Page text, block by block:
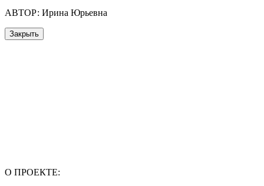
АВТОР: Ирина Юрьевна
Закрыть
О ПРОЕКТЕ: